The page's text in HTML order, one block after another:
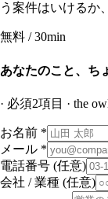
う案件はいけるか
無料 / 30min
あなたのこと、ち
· 必須2項目 · the
お名前 *
メール *
電話番号 (任意)
会社 / 業種 (任意)